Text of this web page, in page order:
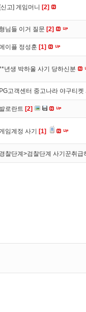
[신고] 게임머니 [2]
형님들 이거 질문 [2]
이플 정성훈 [1]
년생 박하울 사기 당하신분
PG고객센터 중고나라 야구티켓
발로란트 [2]
임계정 사기 [1]
경찰단계>검찰단계 사기꾼취